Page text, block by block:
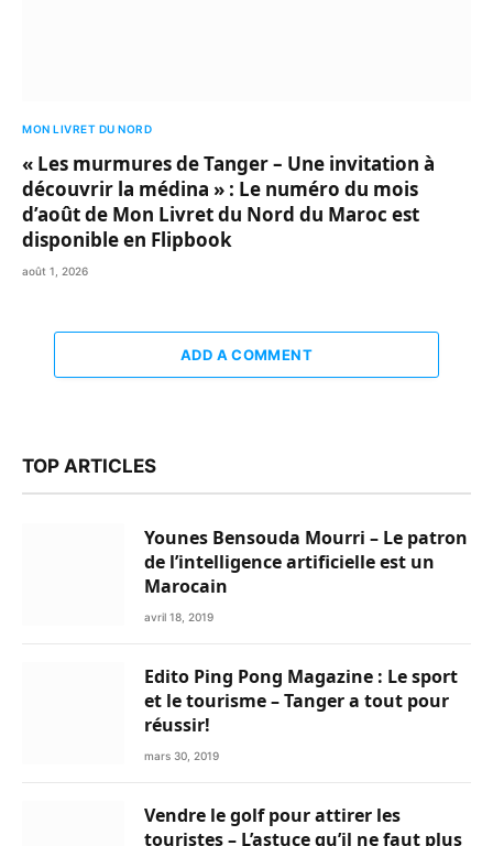
MON LIVRET DU NORD
« Les murmures de Tanger – Une invitation à
découvrir la médina » : Le numéro du mois
d’août de Mon Livret du Nord du Maroc est
disponible en Flipbook
août 1, 2026
ADD A COMMENT
TOP ARTICLES
Younes Bensouda Mourri – Le patron
de l’intelligence artificielle est un
Marocain
avril 18, 2019
Edito Ping Pong Magazine : Le sport
et le tourisme – Tanger a tout pour
réussir!
mars 30, 2019
Vendre le golf pour attirer les
touristes – L’astuce qu’il ne faut plus